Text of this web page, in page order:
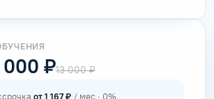
000 ₽13 000 ₽
от 1 167 ₽ / мес · 0%